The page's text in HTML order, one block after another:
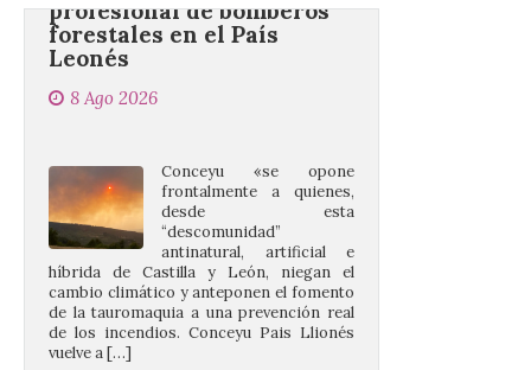
8 Ago 2026
antinatural, artificial e
híbrida de Castilla y León, niegan el
cambio climático y anteponen el fomento
de la tauromaquia a una prevención real
de los incendios. Conceyu Pais Llionés
vuelve a […]